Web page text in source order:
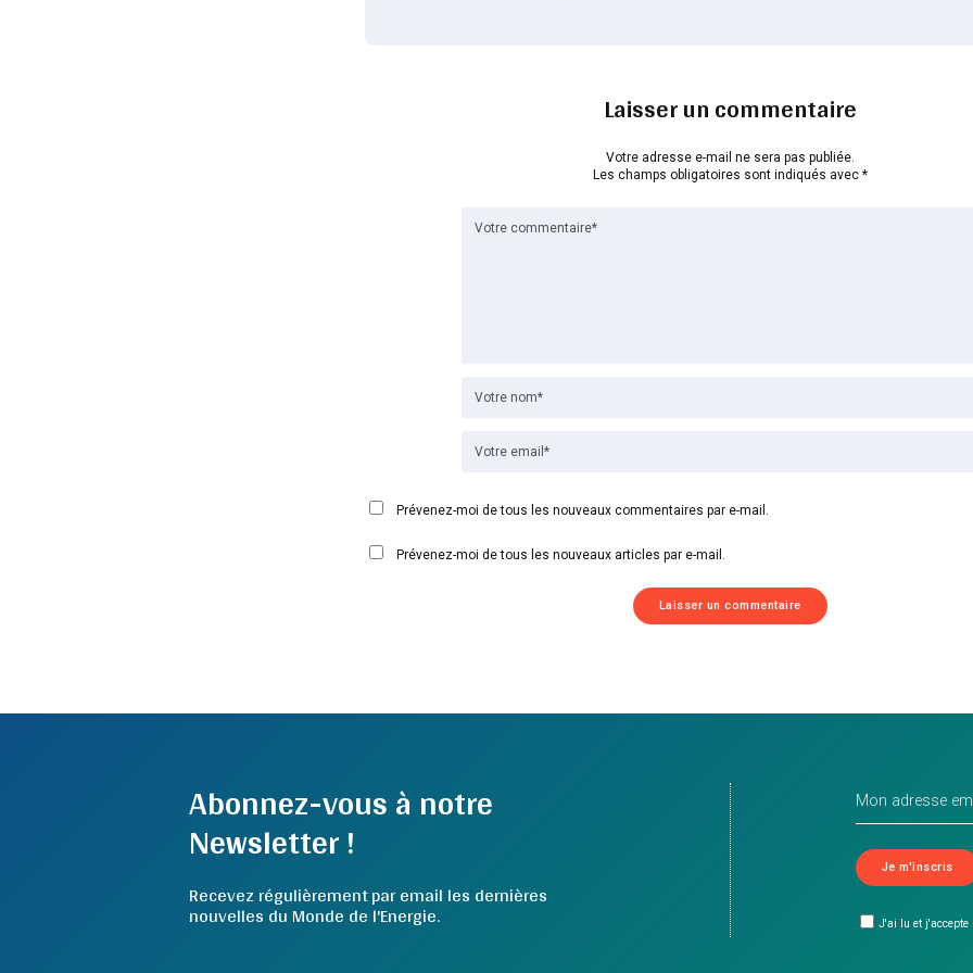
Laisser un commentaire
Votre adresse e-mail ne sera pas publiée.
Les champs obligatoires sont indiqués avec *
Prévenez-moi de tous les nouveaux commentaires par e-mail.
Prévenez-moi de tous les nouveaux articles par e-mail.
Abonnez-vous à notre
Newsletter !
Recevez régulièrement par email les dernières
nouvelles du Monde de l'Energie. J'ai lu et